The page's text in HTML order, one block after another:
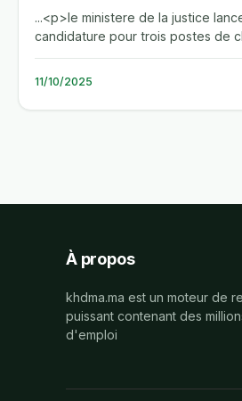
...<p>le ministere de la justice
candidature pour trois postes de
candidats retenus...
11/10/2025
À propos
khdma.ma est un moteur de
puissant contenant des
d'emploi